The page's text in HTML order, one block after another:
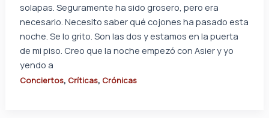
solapas. Seguramente ha sido grosero, pero era
necesario. Necesito saber qué cojones ha pasado esta
noche. Se lo grito. Son las dos y estamos en la puerta
de mi piso. Creo que la noche empezó con Asier y yo
yendo a
Conciertos, Críticas, Crónicas